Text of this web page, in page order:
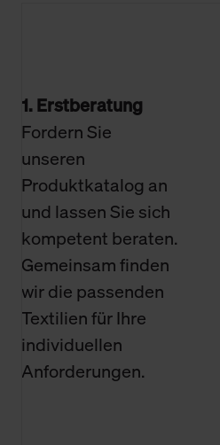
1. Erstberatung
Fordern Sie
unseren
Produktkatalog an
und lassen Sie sich
kompetent beraten.
Gemeinsam finden
wir die passenden
Textilien für Ihre
individuellen
Anforderungen.